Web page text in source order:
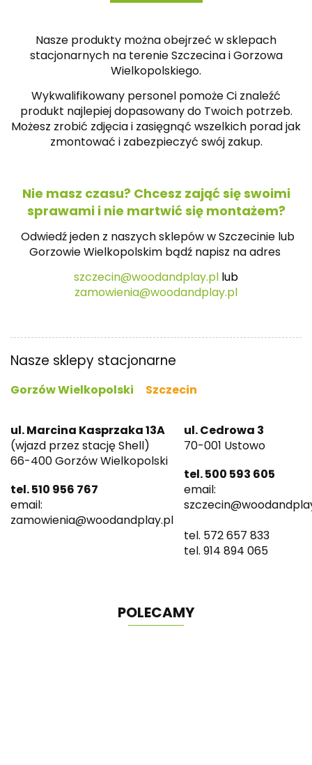
Nasze produkty można obejrzeć w sklepach
stacjonarnych na terenie Szczecina i Gorzowa
Wielkopolskiego.
Wykwalifikowany personel pomoże Ci znaleźć
produkt najlepiej dopasowany do Twoich potrzeb.
Możesz zrobić zdjęcia i zasięgnąć wszelkich porad jak
zmontować i zabezpieczyć swój zakup.
Nie masz czasu? Chcesz zająć się swoimi
sprawami i nie martwić się montażem?
Odwiedź jeden z naszych sklepów w Szczecinie lub
Gorzowie Wielkopolskim bądź napisz naadres
szczecin@woodandplay.pl lub
zamowienia@woodandplay.pl
Nasze sklepy stacjonarne
Gorzów Wielkopolski Szczecin
ul. Marcina Kasprzaka 13A
(wjazd przez stację Shell)
66-400 Gorzów Wielkopolski
tel. 510 956 767
email:
zamowienia@woodandplay.pl
ul. Cedrowa 3
70-001 Ustowo
tel. 500 593 605
email:
tel. 572 657 833
tel. 914 894 065
POLECAMY